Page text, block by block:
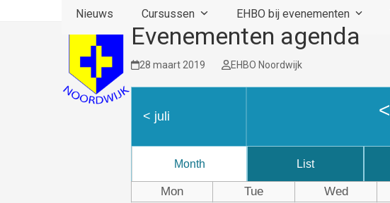
Nieuws Cursussen EHBO bij evenementen
Evenementen agenda
28 maart 2019 EHBO Noordwijk
< juli <
Month List
Mon Tue Wed